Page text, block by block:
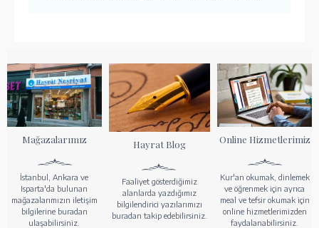
Mağazalarımız
İstanbul, Ankara ve
Isparta'da bulunan
mağazalarımızın iletişim
bilgilerine buradan
ulaşabilirsiniz.
Hayrat Blog
Faaliyet gösterdiğimiz
alanlarda yazdığımız
bilgilendirici yazılarımızı
buradan takip edebilirsiniz.
Online Hizmetlerimiz
Kur'an okumak, dinlemek
ve öğrenmek için ayrıca
meal ve tefsir okumak için
online hizmetlerimizden
faydalanabilirsiniz.